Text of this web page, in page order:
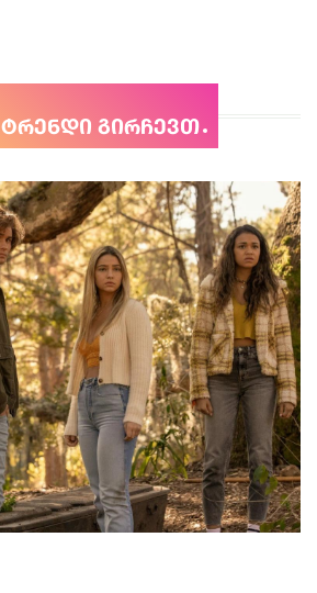
ტრენდი გირჩევთ